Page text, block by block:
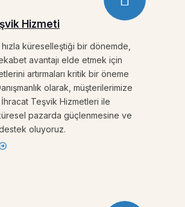
Hizmeti
hızla küreselleştiği bir dönemde,
avantajı elde etmek için
artırmaları kritik bir öneme
olarak, müşterilerimize
Teşvik Hizmetleri ile
pazarda güçlenmesine ve
oluyoruz.